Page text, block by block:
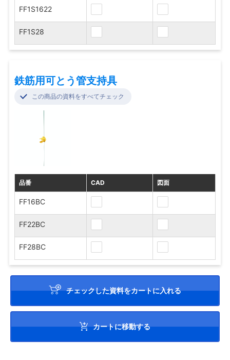
FF1S1622
FF1S28
鉄筋用可とう管支持具
この商品の資料をすべてチェック
品番 CAD 図面
FF16BC
FF22BC
FF28BC
チェックした資料をカートに入れる
カートに移動する